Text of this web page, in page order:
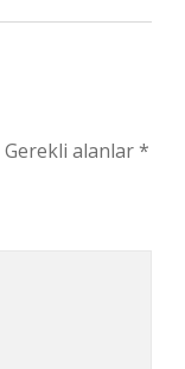
Gerekli alanlar*